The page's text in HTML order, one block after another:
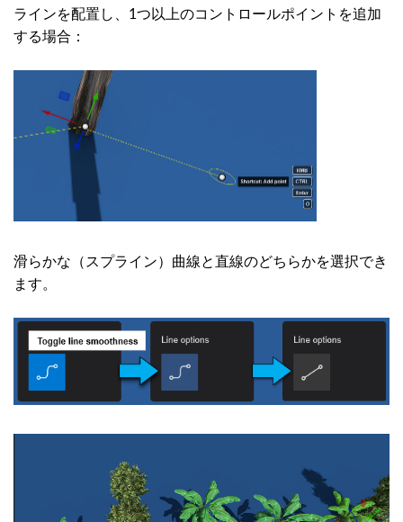
ラインを配置し、1つ以上のコントロールポイントを追加
する場合：
滑らかな（スプライン）曲線と直線のどちらかを選択でき
ます。